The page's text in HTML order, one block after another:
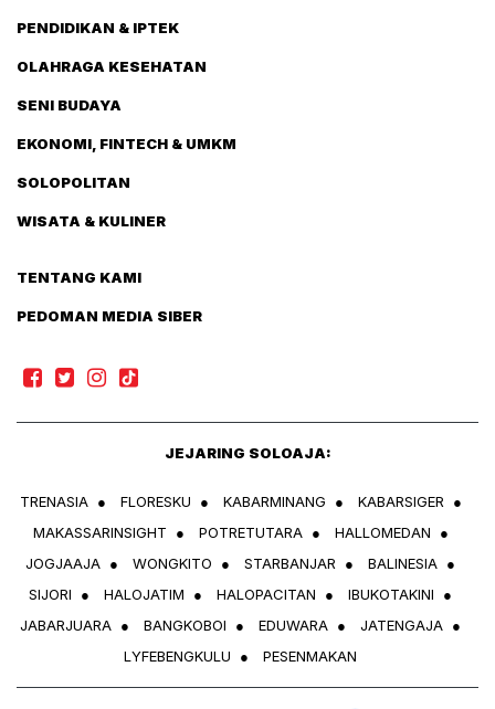
PENDIDIKAN & IPTEK
OLAHRAGA KESEHATAN
SENI BUDAYA
EKONOMI, FINTECH & UMKM
SOLOPOLITAN
WISATA & KULINER
TENTANG KAMI
PEDOMAN MEDIA SIBER
JEJARING SOLOAJA:
TRENASIA ● FLORESKU ● KABARMINANG ● KABARSIGER ●
MAKASSARINSIGHT
● POTRETUTARA ● HALLOMEDAN
●
JOGJAAJA ● WONGKITO ● STARBANJAR ● BALINESIA ●
SIJORI
● HALOJATIM ● HALOPACITAN ● IBUKOTAKINI
●
JABARJUARA ● BANGKOBOI ● EDUWARA ● JATENGAJA ●
LYFEBENGKULU
● PESENMAKAN